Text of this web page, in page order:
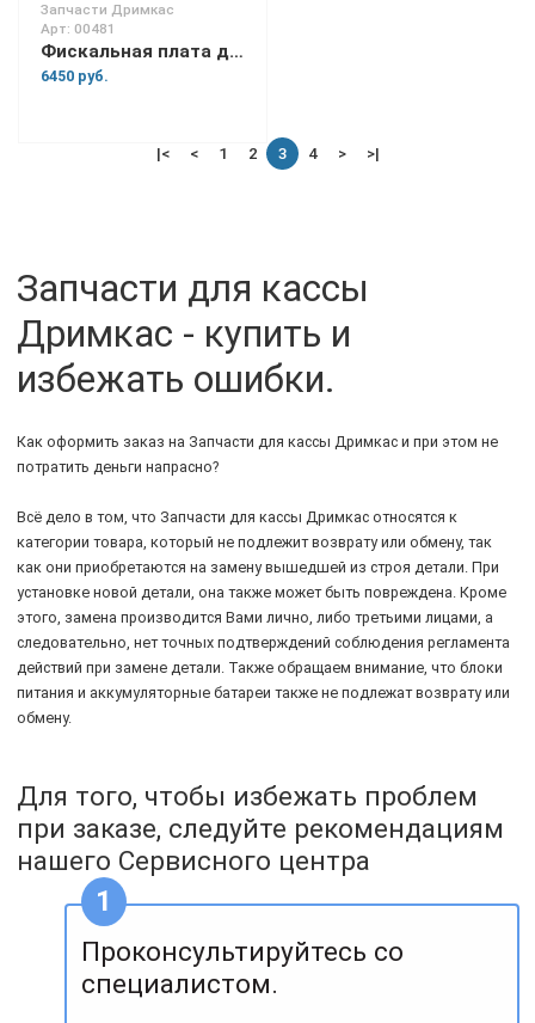
Запчасти Дримкас
Арт: 00481
Фискальная плата для Вики Принт 80 Плюс
6450 руб.
|< < 1 2 3 4 > >|
Запчасти для кассы
Дримкас - купить и
избежать ошибки.
Как оформить заказ на Запчасти для кассы Дримкас и при этом не
потратить деньги напрасно?
Всё дело в том, что Запчасти для кассы Дримкас относятся к
категории товара, который не подлежит возврату или обмену, так
как они приобретаются на замену вышедшей из строя детали. При
установке новой детали, она также может быть повреждена. Кроме
этого, замена производится Вами лично, либо третьими лицами, а
следовательно, нет точных подтверждений соблюдения регламента
действий при замене детали. Также обращаем внимание, что блоки
питания и аккумуляторные батареи также не подлежат возврату или
обмену.
Для того, чтобы избежать проблем
при заказе, следуйте рекомендациям
нашего Сервисного центра
Проконсультируйтесь со
специалистом.